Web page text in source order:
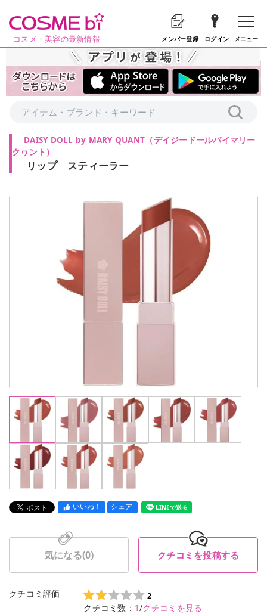
コスメ・美容の最新情報 メンバー登録 ログイン メニュー
DAISY DOLL by MARY QUANT （デイジードールバイマリー
クヮント ）
リップ スティーラー
いいね！ シェア LINEで送る
気になる(0) クチコミを投稿する
クチコミ評価 2
クチコミ数： 1/クチコミを見る